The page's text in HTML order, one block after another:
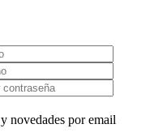
novedades por email